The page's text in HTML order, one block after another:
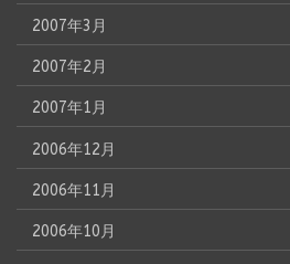
2007年3月
2007年2月
2007年1月
2006年12月
2006年11月
2006年10月